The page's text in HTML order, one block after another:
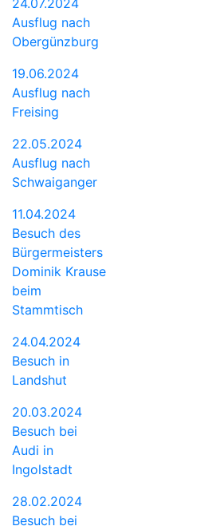
Ausflug nach
Obergünzburg
19.06.2024
Ausflug nach
Freising
22.05.2024
Ausflug nach
Schwaiganger
11.04.2024
Besuch des
Bürgermeisters
Dominik Krause
beim
Stammtisch
24.04.2024
Besuch in
Landshut
20.03.2024
Besuch bei
Audi in
Ingolstadt
28.02.2024
Besuch bei